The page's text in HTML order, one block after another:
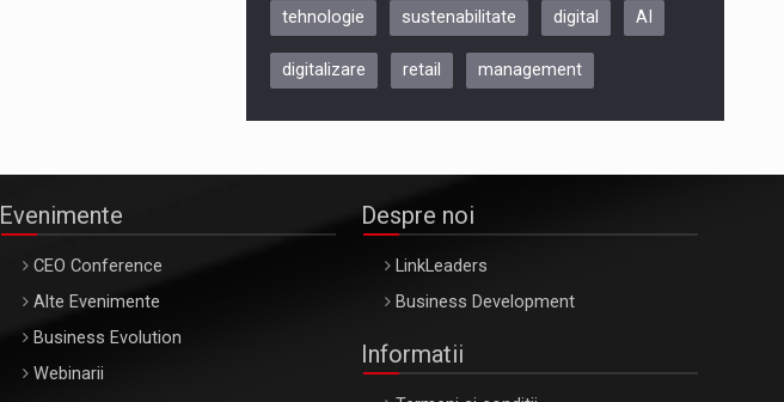
Oradea – 8 Oct 2026
tehnologie sustenabilitate digital AI
digitalizare retail management
Evenimente
CEO Conference
Alte Evenimente
Business Evolution
Webinarii
Despre noi
LinkLeaders
Business Development
Informatii